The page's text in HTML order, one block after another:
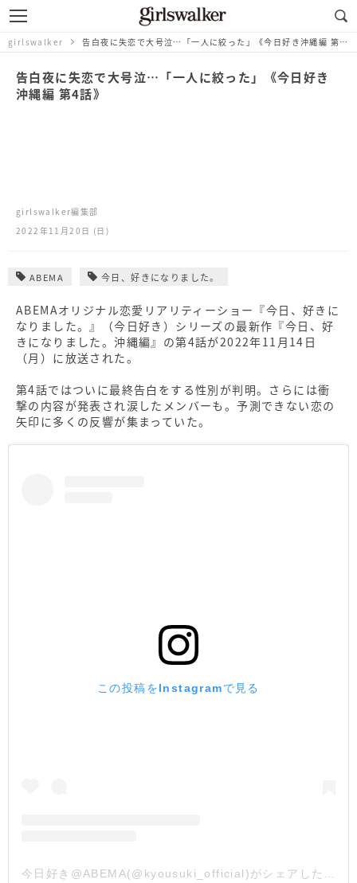
girlswalker 告白夜に失恋で大号泣…「一人に絞った」《今日好き沖縄編 第4話》
告白夜に失恋で大号泣…「一人に絞った」《今日好き
沖縄編 第4話》
girlswalker編集部
2022年11月20日 (日)
ABEMA 今日、好きになりました。
ABEMAオリジナル恋愛リアリティーショー『今日、好きに
なりました。』（今日好き）シリーズの最新作『今日、好
きになりました。沖縄編』の第4話が2022年11月14日
（月）に放送された。
第4話ではついに最終告白をする性別が判明。さらには衝
撃の内容が発表され涙したメンバーも。予測できない恋の
矢印に多くの反響が集まっていた。
この投稿をInstagramで見る